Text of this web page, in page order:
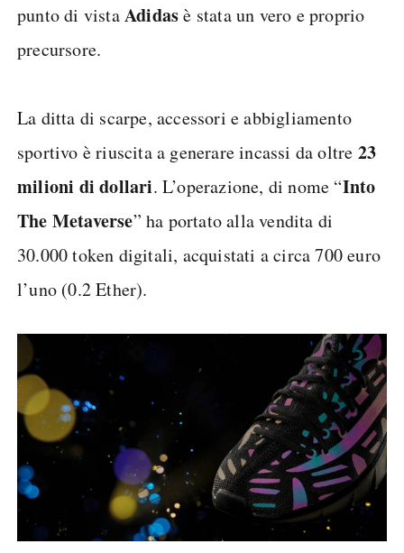
punto di vistaAdidasè stata un vero e proprio
precursore.
La ditta di scarpe, accessori e abbigliamento
sportivo è riuscita a generare incassi da oltre 23
milioni di dollari. L’operazione, di nome “Into
The Metaverse” ha portato alla vendita di
30.000 token digitali, acquistati a circa 700 euro
l’uno (0.2 Ether).